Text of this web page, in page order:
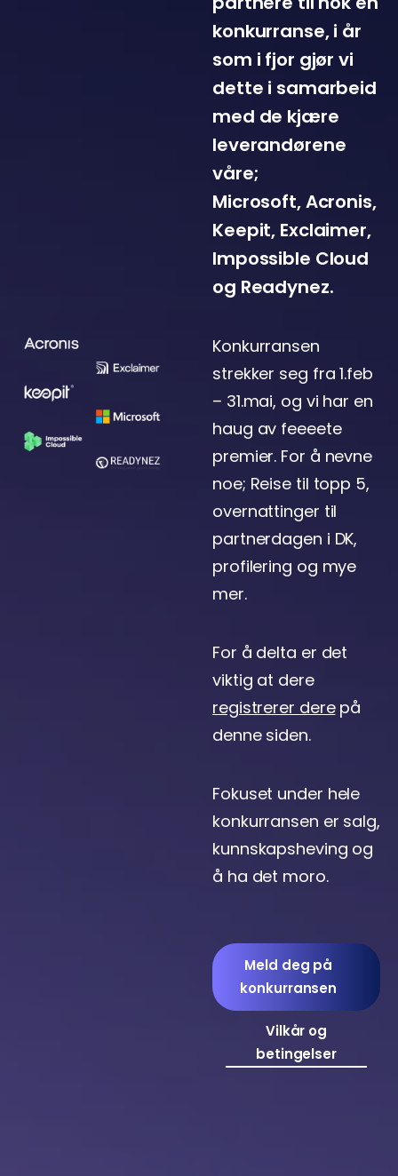
konkurranse, i år
som i fjor gjør vi
dette i samarbeid
med de kjære
leverandørene
våre;
Microsoft, Acronis,
Keepit, Exclaimer,
Impossible Cloud
og Readynez.
Konkurransen
strekker seg fra 1.feb
– 31.mai, og vi har en
haug av feeeete
premier. For å nevne
noe; Reise til topp 5,
overnattinger til
partnerdagen i DK,
profilering og mye
mer.
For å delta er det
viktig at dere
registrerer derepå
denne siden.
Fokuset under hele
konkurransen er salg,
kunnskapsheving og
å ha det moro.
Meld deg på
konkurransen
Vilkår og
betingelser